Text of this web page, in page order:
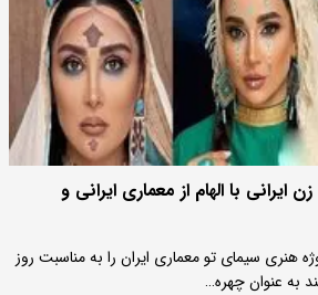
ایرانی با الهام از معماری ایرانی و
هنری سیمای تو معماری ایران را به مناسبت روز
به عنوان چهره…